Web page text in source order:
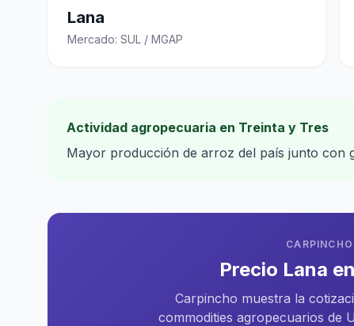
Lana
Mercado: SUL / MGAP
Actividad agropecuaria en Treinta y Tres
Mayor producción de arroz del país junto con
Precio Lana
Carpincho muestra la
commodities agropecuarios de